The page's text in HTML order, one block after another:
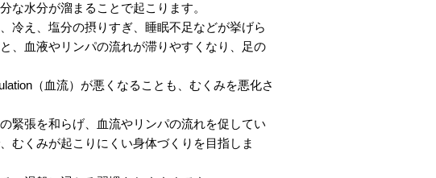
な水分が溜まることで起こります。
冷え、塩分の摂りすぎ、睡眠不足などが挙げら
、血液やリンパの流れが滞りやすくなり、足の
（血流）が悪くなることも、むくみを悪化さ
緊張を和らげ、血流やリンパの流れを促してい
むくみが起こりにくい身体づくりを目指しま